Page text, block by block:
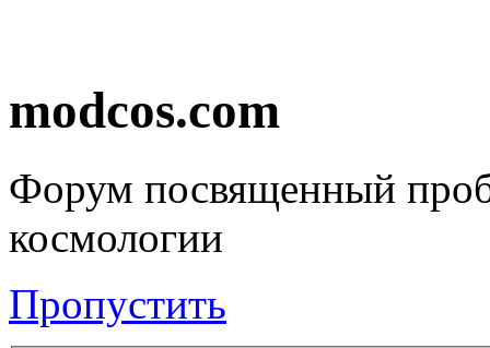
modcos.com
Форум посвященный
космологии
Пропустить